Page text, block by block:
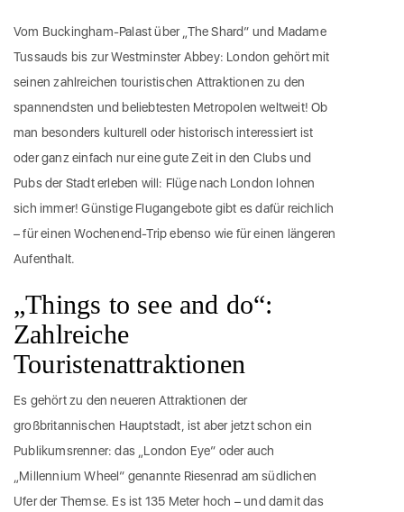
Vom Buckingham-Palast über „The Shard“ und Madame
Tussauds bis zur Westminster Abbey: London gehört mit
seinen zahlreichen touristischen Attraktionen zu den
spannendsten und beliebtesten Metropolen weltweit! Ob
man besonders kulturell oder historisch interessiert ist
oder ganz einfach nur eine gute Zeit in den Clubs und
Pubs der Stadt erleben will: Flüge nach London lohnen
sich immer! Günstige Flugangebote gibt es dafür reichlich
– für einen Wochenend-Trip ebenso wie für einen längeren
Aufenthalt.
„Things to see and do“:
Zahlreiche
Touristenattraktionen
Es gehört zu den neueren Attraktionen der
großbritannischen Hauptstadt, ist aber jetzt schon ein
Publikumsrenner: das „London Eye“ oder auch
„Millennium Wheel“ genannte Riesenrad am südlichen
Ufer der Themse. Es ist 135 Meter hoch – und damit das